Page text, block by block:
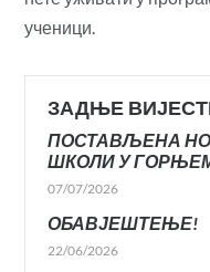
ученици.
ЗАДЊЕ
ПОСТАВЉЕНА
ШКОЛИ У
07/07/2026
ОБАВЈЕШТЕЊЕ!
22/06/2026